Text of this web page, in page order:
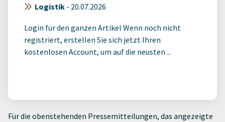
Logistik - 20.07.2026
Login für den ganzen Artikel Wenn noch nicht
registriert, erstellen Sie sich jetzt Ihren
kostenlosen Account, um auf die neusten ...
Für die obenstehenden Pressemitteilungen, das angezeigte